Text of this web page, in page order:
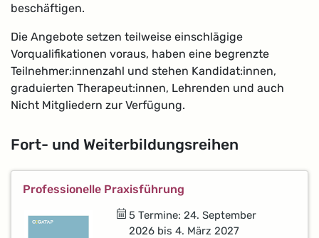
beschäftigen.
Die Angebote setzen teilweise einschlägige
Vorqualifikationen voraus, haben eine begrenzte
Teilnehmer:innenzahl und stehen Kandidat:innen,
graduierten Therapeut:innen, Lehrenden und auch
Nicht Mitgliedern zur Verfügung.
Fort- und Weiterbildungsreihen
Professionelle Praxisführung
5 Termine: 24. September
2026 bis 4. März 2027